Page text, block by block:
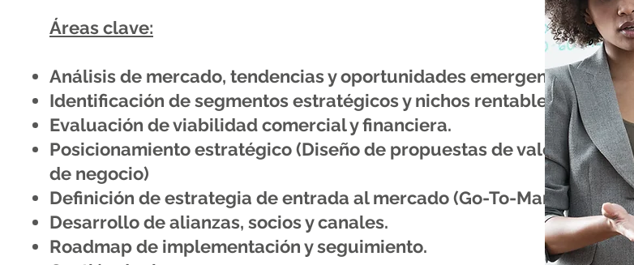
Áreas clave:
Análisis de mercado, tendencias y oportunidades emergentes
Identificación de segmentos estratégicos y nichos rentables
Evaluación de viabilidad comercial y financiera.
Posicionamiento estratégico (Diseño de propuestas de valor y
de negocio)
Definición de estrategia de entrada al mercado (Go-To-Market).
Desarrollo de alianzas, socios y canales.
Roadmap de implementación y seguimiento.